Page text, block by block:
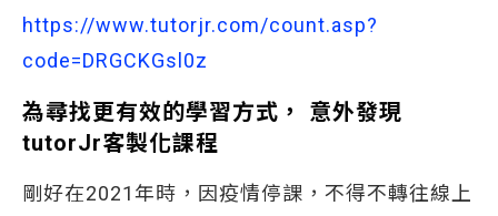
https://www.tutorjr.com/count.asp?
code=DRGCKGsl0z
為尋找更有效的學習方式， 意外發現
tutorJr客製化課程
剛好在2021年時，因疫情停課，不得不轉往線上